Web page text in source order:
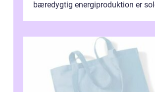
bæredygtig energiproduktion er